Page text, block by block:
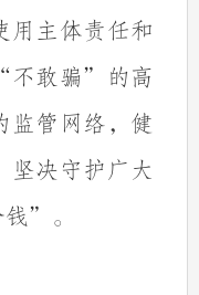
用主体责任和
“不敢骗”的高
管网络，健
决守护广大
”。